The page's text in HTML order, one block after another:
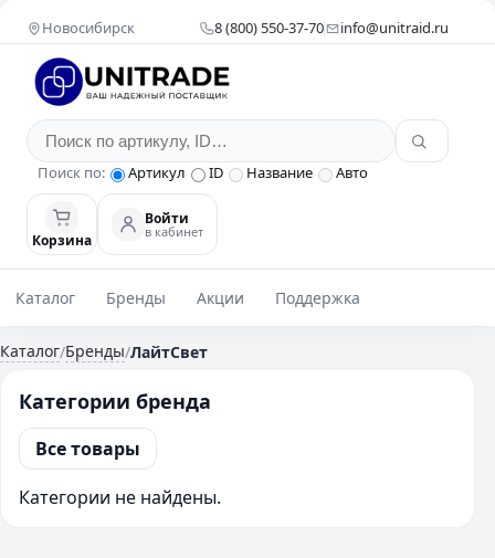
Новосибирск 8 (800) 550-37-70 info@unitraid.ru
Поиск по: Артикул ID Название Авто
Корзина
Войти
в кабинет
Каталог Бренды Акции Поддержка
Каталог/Бренды/ЛайтСвет
Категории бренда
Все товары
Категории не найдены.